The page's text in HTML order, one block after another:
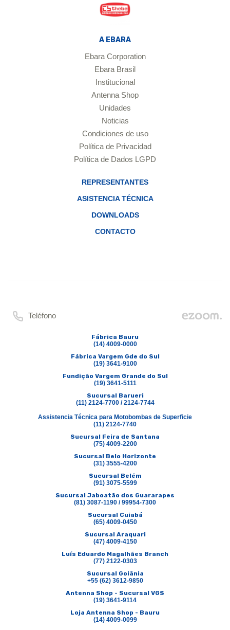
A EBARA
Ebara Corporation
Ebara Brasil
Institucional
Antenna Shop
Unidades
Noticias
Condiciones de uso
Política de Privacidad
Política de Dados LGPD
REPRESENTANTES
ASISTENCIA TÉCNICA
DOWNLOADS
CONTACTO
Teléfono
Fábrica Bauru
(14) 4009-0000
Fábrica Vargem Gde do Sul
(19) 3641-9100
Fundição Vargem Grande do Sul
(19) 3641-5111
Sucursal Barueri
(11) 2124-7700 / 2124-7744
Assistencia Técnica para Motobombas de Superficie
(11) 2124-7740
Sucursal Feira de Santana
(75) 4009-2200
Sucursal Belo Horizonte
(31) 3555-4200
Sucursal Belém
(91) 3075-5599
Sucursal Jaboatão dos Guararapes
(81) 3087-1190 / 99954-7300
Sucursal Cuiabá
(65) 4009-0450
Sucursal Araquari
(47) 4009-4150
Luís Eduardo Magalhães Branch
(77) 2122-0303
Sucursal Goiânia
+55 (62) 3612-9850
Antenna Shop - Sucursal VGS
(19) 3641-9114
Loja Antenna Shop - Bauru
(14) 4009-0099